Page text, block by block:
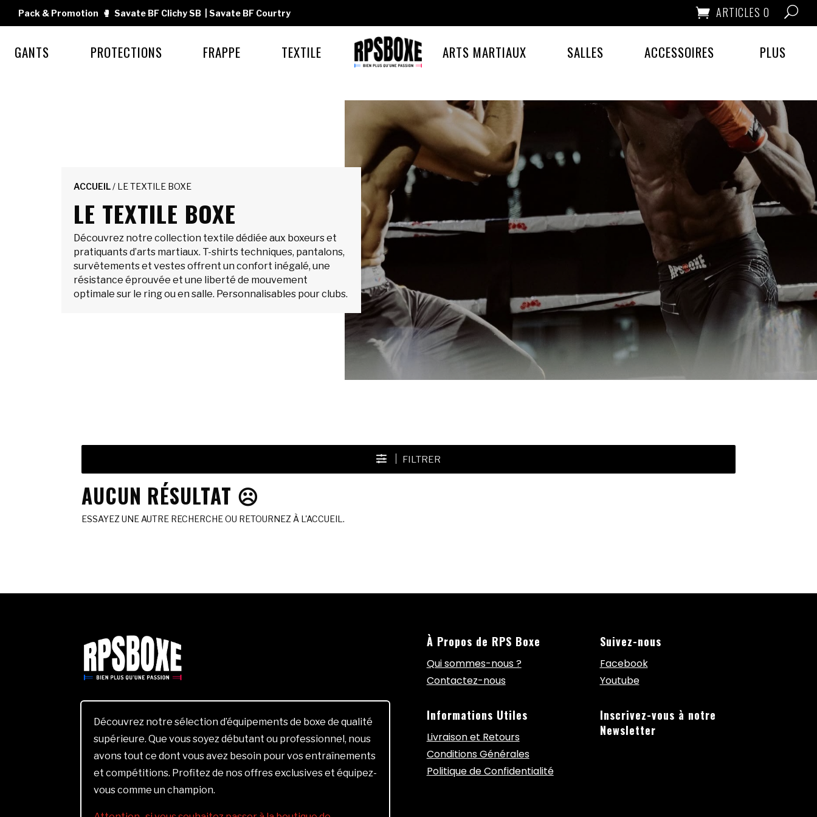
Pack & Promotion 🥊 Savate BF Clichy SB Savate BF Courtry ARTICLES 0
GANTS PROTECTIONS FRAPPE TEXTILE ARTS MARTIAUX SALLES ACCESSOIRES PLUS
ACCUEIL/ LE TEXTILE BOXE
LE TEXTILE BOXE
Découvrez notre collection textile dédiée aux boxeurs et
pratiquants d’arts martiaux. T-shirts techniques, pantalons,
survêtements et vestes offrent un confort inégalé, une
résistance éprouvée et une liberté de mouvement
optimale sur le ring ou en salle. Personnalisables pour clubs.
FILTRER
AUCUN RÉSULTAT ☹️
ESSAYEZ UNE AUTRE RECHERCHE OU RETOURNEZ À L'ACCUEIL.
Découvrez notre sélection d’équipements de boxe de qualité
supérieure. Que vous soyez débutant ou professionnel, nous
avons tout ce dont vous avez besoin pour vos entraînements
et compétitions. Profitez de nos offres exclusives et équipez-
vous comme un champion.
À Propos de RPS Boxe
Qui sommes-nous ?
Contactez-nous
Informations Utiles
Livraison et Retours
Conditions Générales
Politique de Confidentialité
Suivez-nous
Facebook
Youtube
Inscrivez-vous à notre
Newsletter